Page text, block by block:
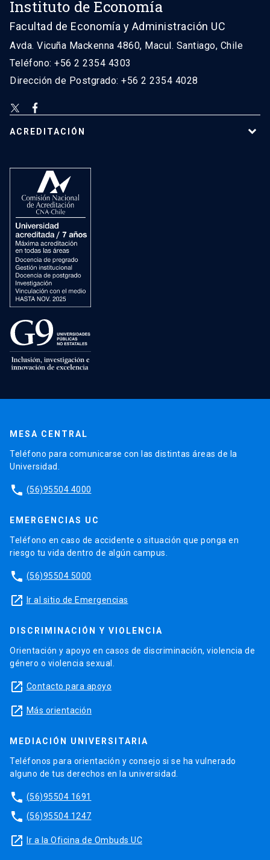
Instituto de Economía
Facultad de Economía y Administración UC
Avda. Vicuña Mackenna 4860, Macul. Santiago, Chile
Teléfono: +56 2 2354 4303
Dirección de Postgrado: +56 2 2354 4028
ACREDITACIÓN
MESA CENTRAL
Teléfono para comunicarse con las distintas áreas de la
Universidad.
phone (56)95504 4000
EMERGENCIAS UC
Teléfono en caso de accidente o situación que ponga en
riesgo tu vida dentro de algún campus.
phone (56)95504 5000
launch Ir al sitio de Emergencias
DISCRIMINACIÓN Y VIOLENCIA
Orientación y apoyo en casos de discriminación, violencia de
género o violencia sexual.
launch Contacto para apoyo
launch Más orientación
MEDIACIÓN UNIVERSITARIA
Teléfonos para orientación y consejo si se ha vulnerado
alguno de tus derechos en la universidad.
phone (56)95504 1691
phone (56)95504 1247
launch Ir a la Oficina de Ombuds UC